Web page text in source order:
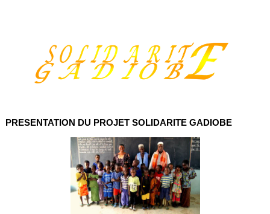
PRESENTATION DU PROJET SOLIDARITE GADIOBE